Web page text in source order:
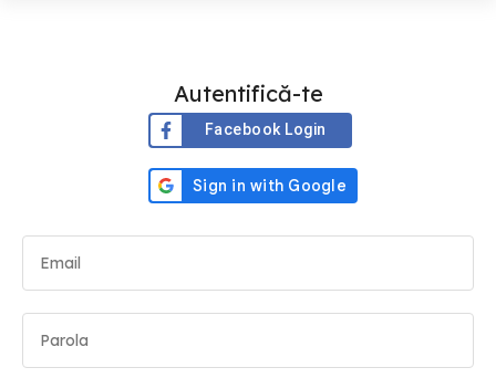
Autentifică-te
Facebook Login